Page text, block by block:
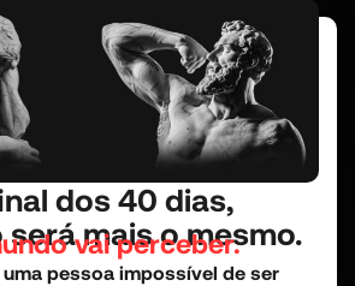
dos 40 dias,
será mais o mesmo.
vai perceber.
pessoa impossível de ser